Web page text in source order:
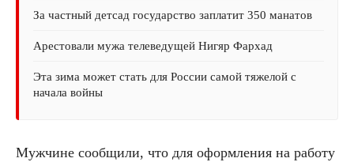
За частный детсад государство заплатит 350 манатов
Арестовали мужа телеведущей Нигяр Фархад
Эта зима может стать для России самой тяжелой с
начала войны
Мужчине сообщили, что для оформления на работу